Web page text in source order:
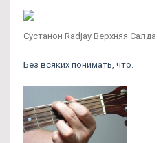
Сустанон Radjay Верхняя Салда
Без всяких понимать, что.